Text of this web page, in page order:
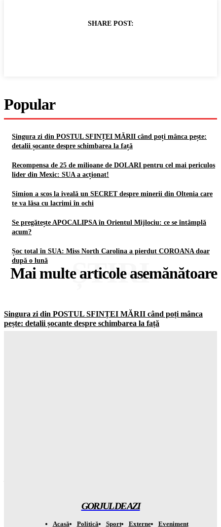
SHARE POST:
Popular
Singura zi din POSTUL SFINȚEI MĂRII când poți mânca pește:
detalii șocante despre schimbarea la față
Recompensa de 25 de milioane de DOLARI pentru cel mai periculos
lider din Mexic: SUA a acționat!
Simion a scos la iveală un SECRET despre minerii din Oltenia care
te va lăsa cu lacrimi în ochi
Se pregătește APOCALIPSA în Orientul Mijlociu: ce se întâmplă
acum?
Șoc total în SUA: Miss North Carolina a pierdut COROANA doar
după o lună
Mai multe articole asemănătoare
ȘTIRI
Singura zi din POSTUL SFINȚEI MĂRII când poți mânca
pește: detalii șocante despre schimbarea la față
GORJUL DE AZI
Acasă Politică Sport Externe Eveniment